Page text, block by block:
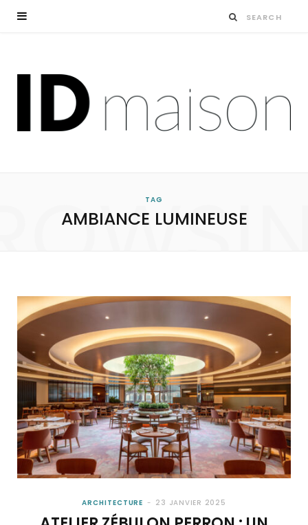
TAG
AMBIANCE LUMINEUSE
ARCHITECTURE 23 JANVIER 2025